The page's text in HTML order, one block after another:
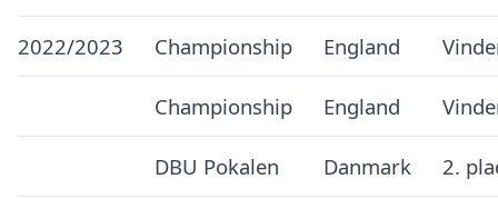
2022/2023 Championship England
Championship England
DBU Pokalen Danmark 2.